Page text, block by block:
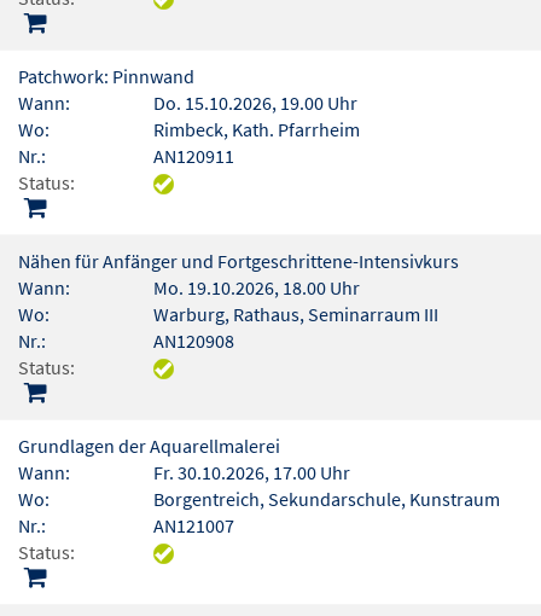
Patchwork: Pinnwand
Wann:
Do. 15.10.2026, 19.00 Uhr
Wo:
Rimbeck, Kath. Pfarrheim
Nr.:
AN120911
Status:
Nähen für Anfänger und Fortgeschrittene-Intensivkurs
Wann:
Mo. 19.10.2026, 18.00 Uhr
Wo:
Warburg, Rathaus, Seminarraum III
Nr.:
AN120908
Status:
Grundlagen der Aquarellmalerei
Wann:
Fr. 30.10.2026, 17.00 Uhr
Wo:
Borgentreich, Sekundarschule, Kunstraum
Nr.:
AN121007
Status: